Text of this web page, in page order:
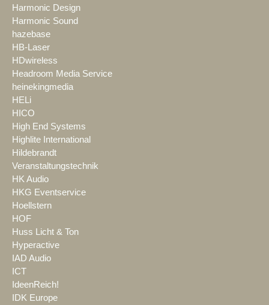
Harmonic Design
Harmonic Sound
hazebase
HB-Laser
HDwireless
Headroom Media Service
heinekingmedia
HELi
HICO
High End Systems
Highlite International
Hildebrandt
Veranstaltungstechnik
HK Audio
HKG Eventservice
Hoellstern
HOF
Huss Licht & Ton
Hyperactive
IAD Audio
ICT
IdeenReich!
IDK Europe